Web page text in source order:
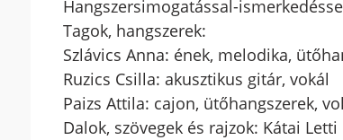
Hangszersimogatással-
Tagok, hangszerek:
Szlávics Anna: ének, melodika,
Ruzics Csilla: akusztikus gitár, vokál
Paizs Attila: cajon, ütőhangszerek,
Dalok, szövegek és rajzok: Kátai Letti